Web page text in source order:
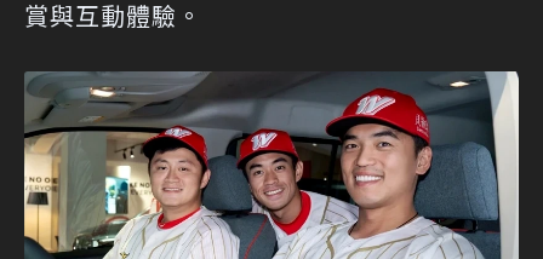
賞與互動體驗。